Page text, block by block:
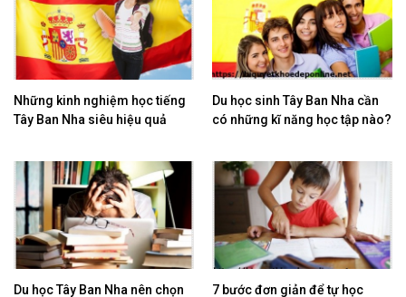
Những kinh nghiệm học tiếng
Tây Ban Nha siêu hiệu quả
Du học sinh Tây Ban Nha cần
có những kĩ năng học tập nào?
Du học Tây Ban Nha nên chọn
7 bước đơn giản để tự học